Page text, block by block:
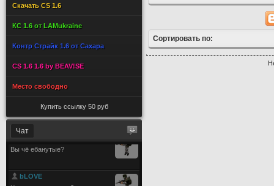
Скачать CS 1.6
КС 1.6 от LAMukraine
Контр Страйк 1.6 от Сахара
CS 1.6 1.6 by BEAV!SE
Место свободно
Купить ссылку 50 руб
Чат
Сортировать по: